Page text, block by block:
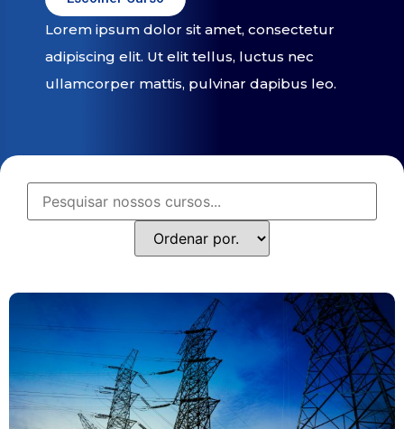
Lorem ipsum dolor sit amet, consectetur
adipiscing elit. Ut elit tellus, luctus nec
ullamcorper mattis, pulvinar dapibus leo.